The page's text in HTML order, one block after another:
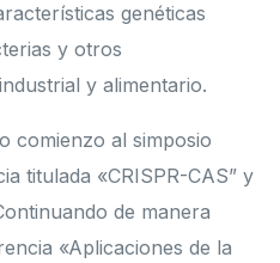
genéticas
y otros
y alimentario.
comienzo al simposio
titulada «CRISPR-CAS” y
de manera
«Aplicaciones de la